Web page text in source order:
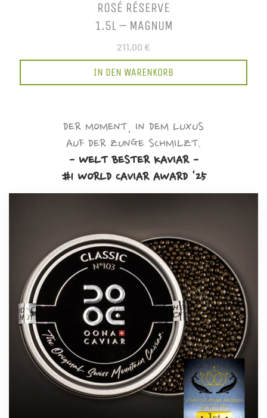
ROSÉ RÉSERVE
1.5L – MAGNUM
211,00 €
IN DEN WARENKORB
DER MOMENT, IN DEM LUXUS
AUF DER ZUNGE SCHMILZT.
- WELT BESTER KAVIAR -
#1 WORLD CAVIAR AWARD '25